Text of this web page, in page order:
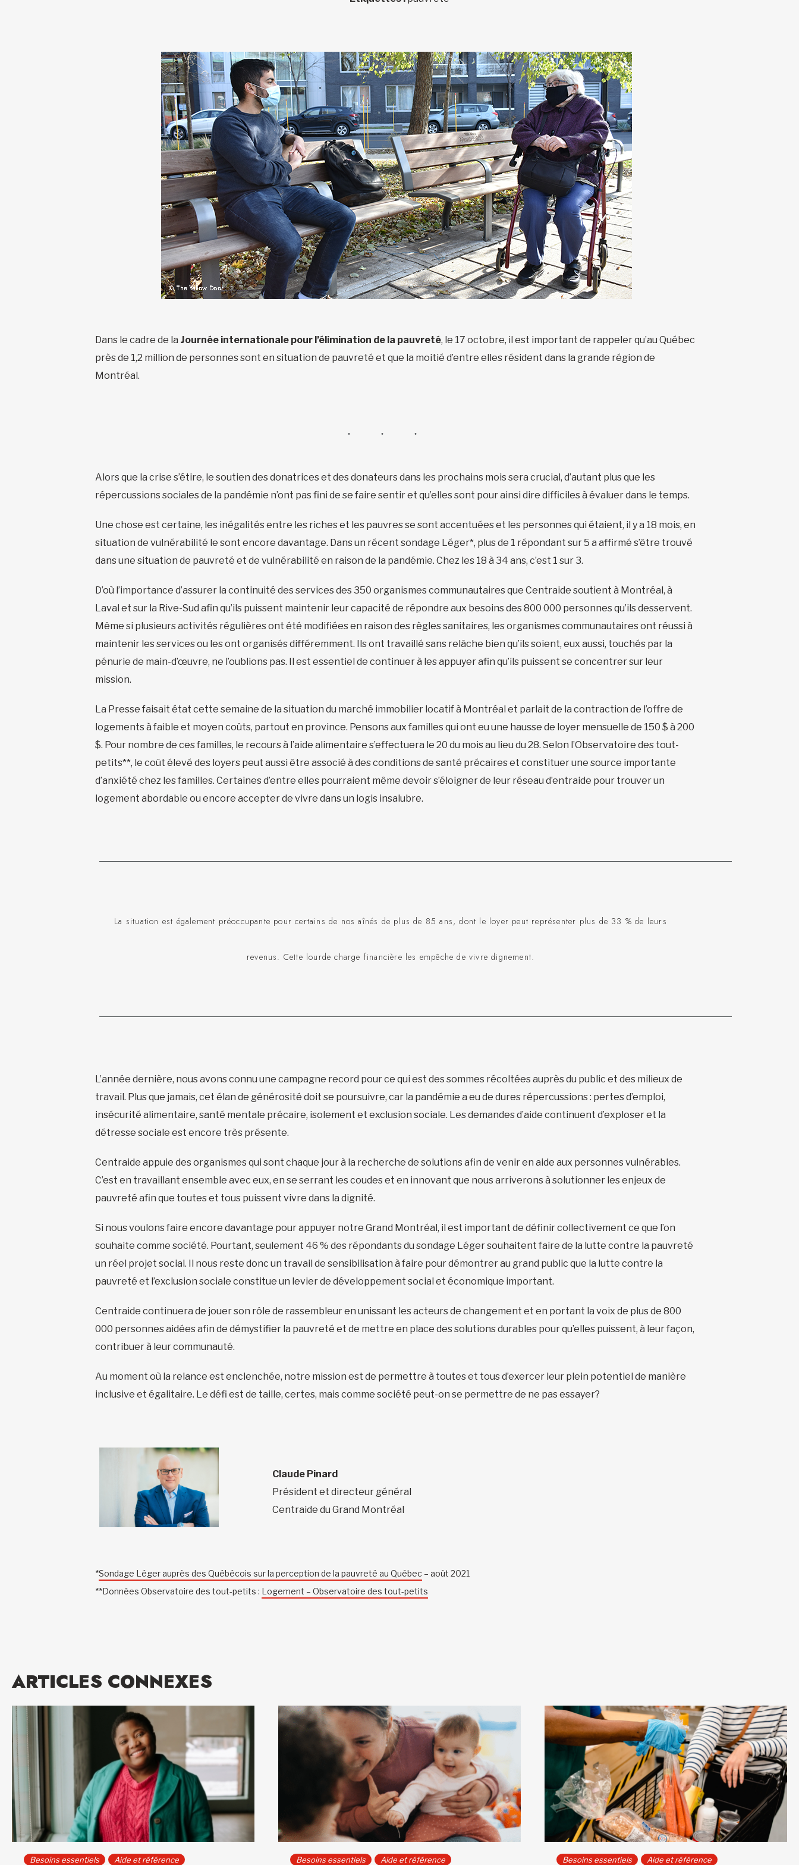
Dans le cadre de la Journée internationale pour l’élimination de la pauvreté, le 17 octobre, il est important de rappeler qu’au Québec
près de 1,2 million de personnes sont en situation de pauvreté et que la moitié d’entre elles résident dans la grande région de
Montréal.
Alors que la crise s’étire, le soutien des donatrices et des donateurs dans les prochains mois sera crucial, d’autant plus que les
répercussions sociales de la pandémie n’ont pas fini de se faire sentir et qu’elles sont pour ainsi dire difficiles à évaluer dans le temps.
Une chose est certaine, les inégalités entre les riches et les pauvres se sont accentuées et les personnes qui étaient, il y a 18 mois, en
situation de vulnérabilité le sont encore davantage. Dans un récent sondage Léger*, plus de 1 répondant sur 5 a affirmé s’être trouvé
dans une situation de pauvreté et de vulnérabilité en raison de la pandémie. Chez les 18 à 34 ans, c’est 1 sur 3.
D’où l’importance d’assurer la continuité des services des 350 organismes communautaires que Centraide soutient à Montréal, à
Laval et sur la Rive-Sud afin qu’ils puissent maintenir leur capacité de répondre aux besoins des 800 000 personnes qu’ils desservent.
Même si plusieurs activités régulières ont été modifiées en raison des règles sanitaires, les organismes communautaires ont réussi à
maintenir les services ou les ont organisés différemment. Ils ont travaillé sans relâche bien qu’ils soient, eux aussi, touchés par la
pénurie de main-d’œuvre, ne l’oublions pas. Il est essentiel de continuer à les appuyer afin qu’ils puissent se concentrer sur leur
mission.
La Presse faisait état cette semaine de la situation du marché immobilier locatif à Montréal et parlait de la contraction de l’offre de
logements à faible et moyen coûts, partout en province. Pensons aux familles qui ont eu une hausse de loyer mensuelle de 150 $ à 200
$. Pour nombre de ces familles, le recours à l’aide alimentaire s’effectuera le 20 du mois au lieu du 28. Selon l’Observatoire des tout-
petits**, le coût élevé des loyers peut aussi être associé à des conditions de santé précaires et constituer une source importante
d’anxiété chez les familles. Certaines d’entre elles pourraient même devoir s’éloigner de leur réseau d’entraide pour trouver un
logement abordable ou encore accepter de vivre dans un logis insalubre.
La situation est également préoccupante pour certains de nos aînés de plus de 85 ans, dont le loyer peut représenter plus de 33 % de leurs
revenus. Cette lourde charge financière les empêche de vivre dignement.
L’année dernière, nous avons connu une campagne record pour ce qui est des sommes récoltées auprès du public et des milieux de
travail. Plus que jamais, cet élan de générosité doit se poursuivre, car la pandémie a eu de dures répercussions : pertes d’emploi,
insécurité alimentaire, santé mentale précaire, isolement et exclusion sociale. Les demandes d’aide continuent d’exploser et la
détresse sociale est encore très présente.
Centraide appuie des organismes qui sont chaque jour à la recherche de solutions afin de venir en aide aux personnes vulnérables.
C’est en travaillant ensemble avec eux, en se serrant les coudes et en innovant que nous arriverons à solutionner les enjeux de
pauvreté afin que toutes et tous puissent vivre dans la dignité.
Si nous voulons faire encore davantage pour appuyer notre Grand Montréal, il est important de définir collectivement ce que l’on
souhaite comme société. Pourtant, seulement 46 % des répondants du sondage Léger souhaitent faire de la lutte contre la pauvreté
un réel projet social. Il nous reste donc un travail de sensibilisation à faire pour démontrer au grand public que la lutte contre la
pauvreté et l’exclusion sociale constitue un levier de développement social et économique important.
Centraide continuera de jouer son rôle de rassembleur en unissant les acteurs de changement et en portant la voix de plus de 800
000 personnes aidées afin de démystifier la pauvreté et de mettre en place des solutions durables pour qu’elles puissent, à leur façon,
contribuer à leur communauté.
Au moment où la relance est enclenchée, notre mission est de permettre à toutes et tous d’exercer leur plein potentiel de manière
inclusive et égalitaire. Le défi est de taille, certes, mais comme société peut-on se permettre de ne pas essayer?
Claude Pinard
Président et directeur général
Centraide du Grand Montréal
*Sondage Léger auprès des Québécois sur la perception de la pauvreté au Québec – août 2021
**Données Observatoire des tout-petits : Logement – Observatoire des tout-petits
ARTICLES CONNEXES
Besoins essentiels Aide et référence Besoins essentiels Aide et référence Besoins essentiels Aide et référence